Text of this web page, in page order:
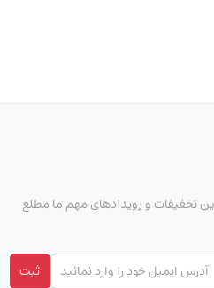
تخفیفات و رویدادهای مهم ما مطلع
ثبت